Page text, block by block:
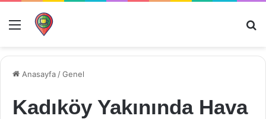
Menü
Anasayfa /Genel
Kadıköy Yakınında Hava